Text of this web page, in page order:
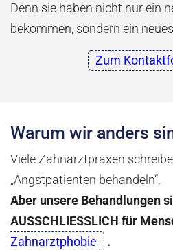
Denn sie haben nicht nur ein
bekommen, sondern ein
Zum
Warum wir anders
Viele Zahnarztpraxen
„Angstpatienten behandeln“.
Aber unsere Behandlungen
AUSSCHLIESSLICH für
Zahnarztphobie
.